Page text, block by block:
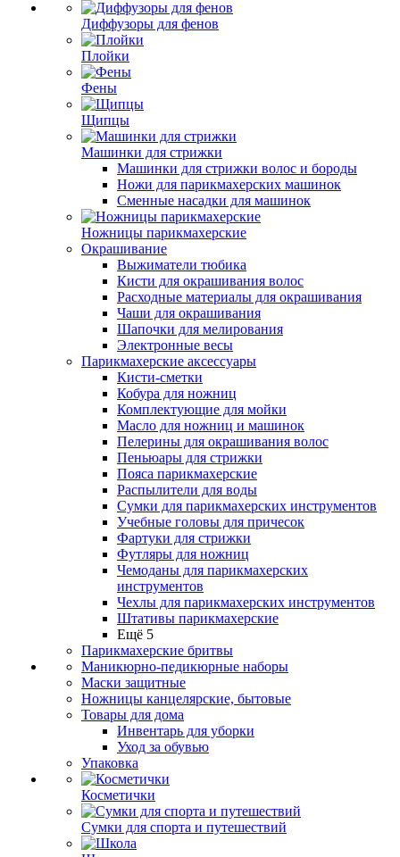
Диффузоры для фенов
Плойки
Фены
Щипцы
Машинки для стрижки
Машинки для стрижки волос и бороды
Ножи для парикмахерских машинок
Сменные насадки для машинок
Ножницы парикмахерские
Окрашивание
Выжиматели тюбика
Кисти для окрашивания волос
Расходные материалы для окрашивания
Чаши для окрашивания
Шапочки для мелирования
Электронные весы
Парикмахерские аксессуары
Кисти-сметки
Кобура для ножниц
Комплектующие для мойки
Масло для ножниц и машинок
Пелерины для окрашивания волос
Пеньюары для стрижки
Пояса парикмахерские
Распылители для воды
Сумки для парикмахерских инструментов
Учебные головы для причесок
Фартуки для стрижки
Футляры для ножниц
Чемоданы для парикмахерских
инструментов
Чехлы для парикмахерских инструментов
Штативы парикмахерские
Ещё 5
Парикмахерские бритвы
Маникюрно-педикюрные наборы
Маски защитные
Ножницы канцелярские, бытовые
Товары для дома
Инвентарь для уборки
Уход за обувью
Упаковка
Косметички
Сумки для спорта и путешествий